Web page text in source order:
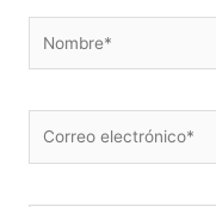
electrónico*